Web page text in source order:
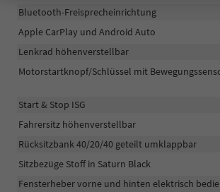
Bluetooth-Freisprecheinrichtung
Apple CarPlay und Android Auto
Lenkrad höhenverstellbar
Motorstartknopf/Schlüssel mit
Start & Stop ISG
Fahrersitz höhenverstellbar
Rücksitzbank 40/20/40 geteilt umklappbar
Sitzbezüge Stoff in Saturn Black
Fensterheber vorne und hinten elektrisch